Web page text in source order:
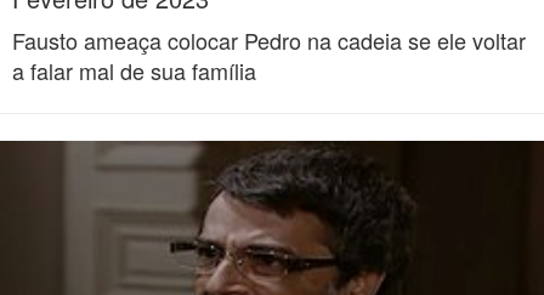
Fausto ameaça colocar Pedro na cadeia se ele voltar
a falar mal de sua família